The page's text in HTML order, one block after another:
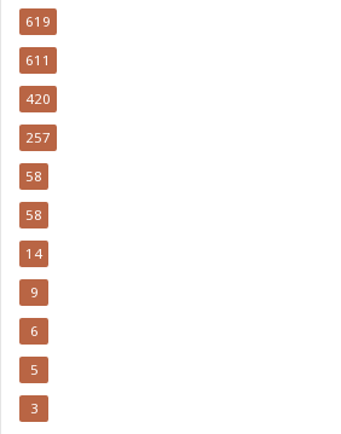
619
611
420
257
58
58
14
9
6
5
3